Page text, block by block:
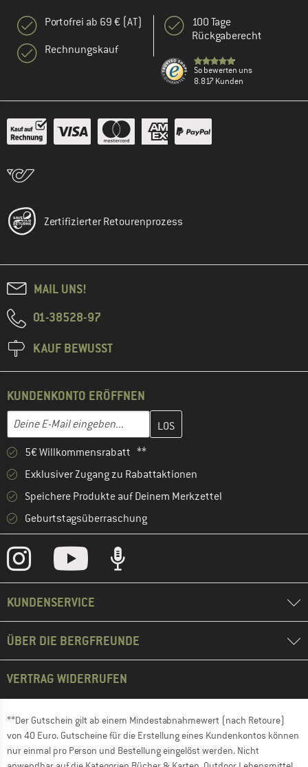
Portofrei ab 69 € (AT)
Rechnungskauf
100 Tage
Rückgaberecht
So bewerten uns
8.817 Kunden
Zertifizierter Retourenprozess
MAIL UNS!
01-38528-97
KAUF BEWUSST
KUNDENKONTO ERÖFFNEN
E-Mail-Adresse
Gib hier deine E-Mail-Adresse ein und erstelle im nächsten
5€ Willkommensrabatt **
Exklusiver Zugang zu Rabattaktionen
Speichere Produkte auf Deinem Merkzettel
Geburtstagsüberraschung
KUNDENSERVICE
ÜBER DIE BERGFREUNDE
VERTRAG WIDERRUFEN
**Der Gutschein gilt ab einem Mindestabnahmewert (nach Retoure)
von 40 Euro. Gutscheine für die Erstellung eines Kundenkontos können
nur einmal pro Person und Bestellung eingelöst werden. Nicht